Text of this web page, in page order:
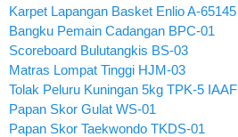
Karpet Lapangan Basket Enlio A-65145
Bangku Pemain Cadangan BPC-01
Scoreboard Bulutangkis BS-03
Matras Lompat Tinggi HJM-03
Tolak Peluru Kuningan 5kg TPK-5 IAAF
Papan Skor Gulat WS-01
Papan Skor Taekwondo TKDS-01